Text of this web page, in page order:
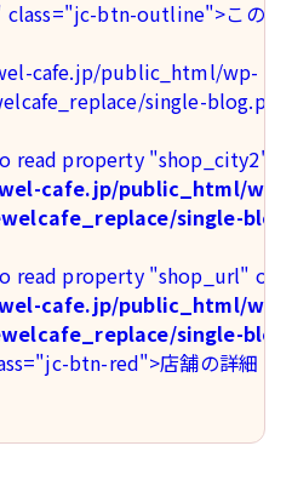
btn-outline">この店
cafe.jp/public_html/wp-
single-
read property "shop_city2"
cafe.jp/public_html/wp-
single-
read property "shop_url" on
cafe.jp/public_html/wp-
single-
btn-red">店舗の詳細・